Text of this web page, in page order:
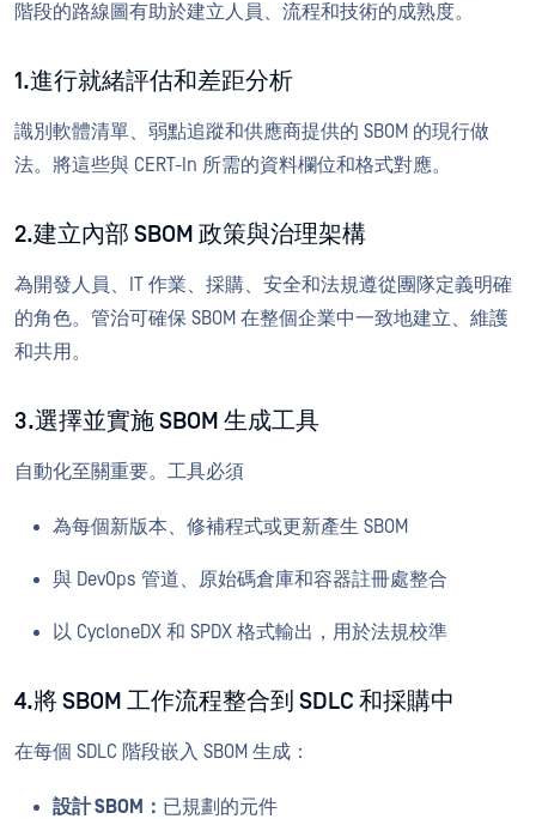
階段的路線圖有助於建立人員、流程和技術的成熟度。
1.進行就緒評估和差距分析
識別軟體清單、弱點追蹤和供應商提供的 SBOM 的現行做
法。將這些與 CERT-In 所需的資料欄位和格式對應。
2.建立內部 SBOM 政策與治理架構
為開發人員、IT 作業、採購、安全和法規遵從團隊定義明確
的角色。管治可確保 SBOM 在整個企業中一致地建立、維護
和共用。
3.選擇並實施 SBOM 生成工具
自動化至關重要。工具必須
為每個新版本、修補程式或更新產生 SBOM
與 DevOps 管道、原始碼倉庫和容器註冊處整合
以 CycloneDX 和 SPDX 格式輸出，用於法規校準
4.將 SBOM 工作流程整合到 SDLC 和採購中
在每個 SDLC 階段嵌入 SBOM 生成：
設計 SBOM： 已規劃的元件